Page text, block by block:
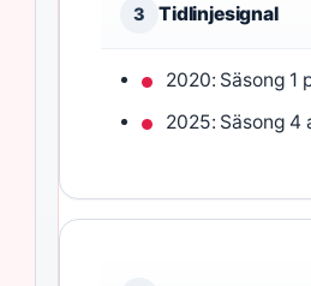
3 Tidlinjesignal
2020: Säsong 1
2025: Säsong 4